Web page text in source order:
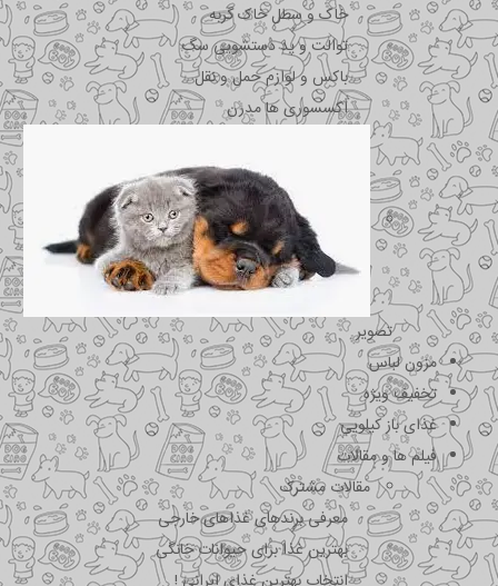
خاک و سطل خاک گربه
توالت و پد دستشویی سگ
باکس و لوازم حمل و نقل
اکسسوری ها مدرن
تصویر
مزون لباس
تخفیف ویژه
غذای باز کیلویی
فیلم ها و مقالات
مقالات مشترک
معرفی برندهای غذاهای خارجی
بهترین غذا برای حیوانات خانگی